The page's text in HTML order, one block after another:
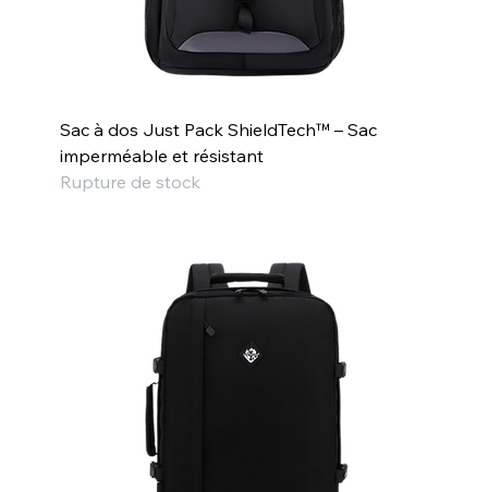
Sac à dos Just Pack ShieldTech™ – Sac
imperméable et résistant
Rupture de stock